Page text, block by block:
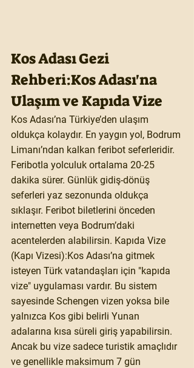
Kos Adası Gezi
Rehberi:Kos Adası'na
Ulaşım ve Kapıda Vize
Kos Adası’na Türkiye’den ulaşım
oldukça kolaydır. En yaygın yol, Bodrum
Limanı’ndan kalkan feribot seferleridir.
Feribotla yolculuk ortalama 20-25
dakika sürer. Günlük gidiş-dönüş
seferleri yaz sezonunda oldukça
sıklaşır. Feribot biletlerini önceden
internetten veya Bodrum’daki
acentelerden alabilirsin. Kapıda Vize
(Kapı Vizesi):Kos Adası’na gitmek
isteyen Türk vatandaşları için "kapıda
vize" uygulaması vardır. Bu sistem
sayesinde Schengen vizen yoksa bile
yalnızca Kos gibi belirli Yunan
adalarına kısa süreli giriş yapabilirsin.
Ancak bu vize sadece turistik amaçlıdır
ve genellikle maksimum 7 gün